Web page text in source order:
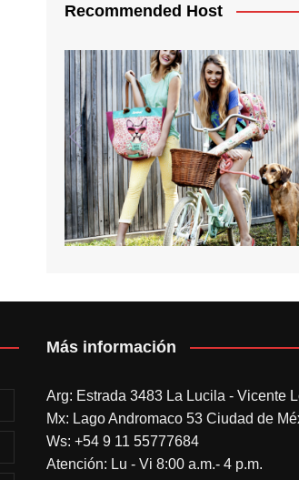
Recommended Host
Más información
Arg: Estrada 3483 La Lucila - Vicente
Mx: Lago Andromaco 53 Ciudad de
Ws: +54 9 11 55777684
Atención: Lu - Vi 8:00 a.m.- 4 p.m.